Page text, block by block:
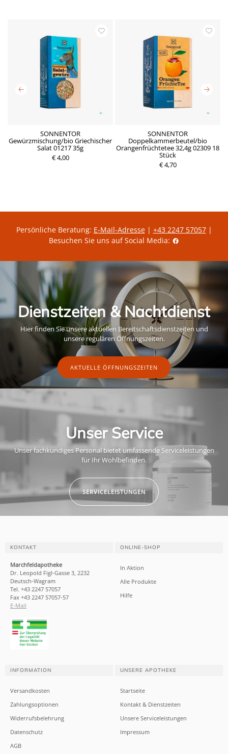
SONNENTOR
Gewürzmischung/bio Griechischer
Salat 01217 35g
€ 4,00
SONNENTOR
Doppelkammerbeutel/bio
Orangenfrüchtetee 32,4g 02309 18
Stück
€ 4,70
P P
Persönliche Beratung: E-Mail-Adresse| +43 2247 57057|
Besuchen Sie uns auf Social Media:
Dienstzeiten & Nachtdienst
Hier finden Sie unsere aktuellen Bereitschaftsdienstzeiten und
unsere regulären Öffnungszeiten.
AKTUELLE ÖFFNUNGSZEITEN
Unser Service
Unser fachkundiges Personal bietet umfassende Serviceleistungen
für Ihr Wohlbefinden.
SERVICELEISTUNGEN
KONTAKT
Marchfeldapotheke
Dr. Leopold Figl-Gasse 3, 2232
Deutsch-Wagram
Tel. +43 2247 57057
Fax +43 2247 57057-57
E-Mail
ONLINE-SHOP
In Aktion
Alle Produkte
Hilfe
INFORMATION
Versandkosten
Zahlungsoptionen
Widerrufsbelehrung
Datenschutz
AGB
UNSERE APOTHEKE
Startseite
Kontakt & Dienstzeiten
Unsere Serviceleistungen
Impressum